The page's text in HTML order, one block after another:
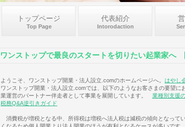
ワンストップで最良のスタートを切りたい起業家へ
ようこそ、ワンストップ開業・法人設立.comのホームページへ。はやし
ワンストップ開業・法人設立.comでは、以下のようなお客さまの要望
業運営のパートナー伴走者として事業を展開しています。業種別支援
税務Q&A逆引きガイド
消費税が増税となる中、所得税は増税へ法人税は減税の傾向となって
くなるため個人開業より法人開業のほうが有利となるケースが多いです。
トップページ
Top Page
代表紹介
Intorodaction